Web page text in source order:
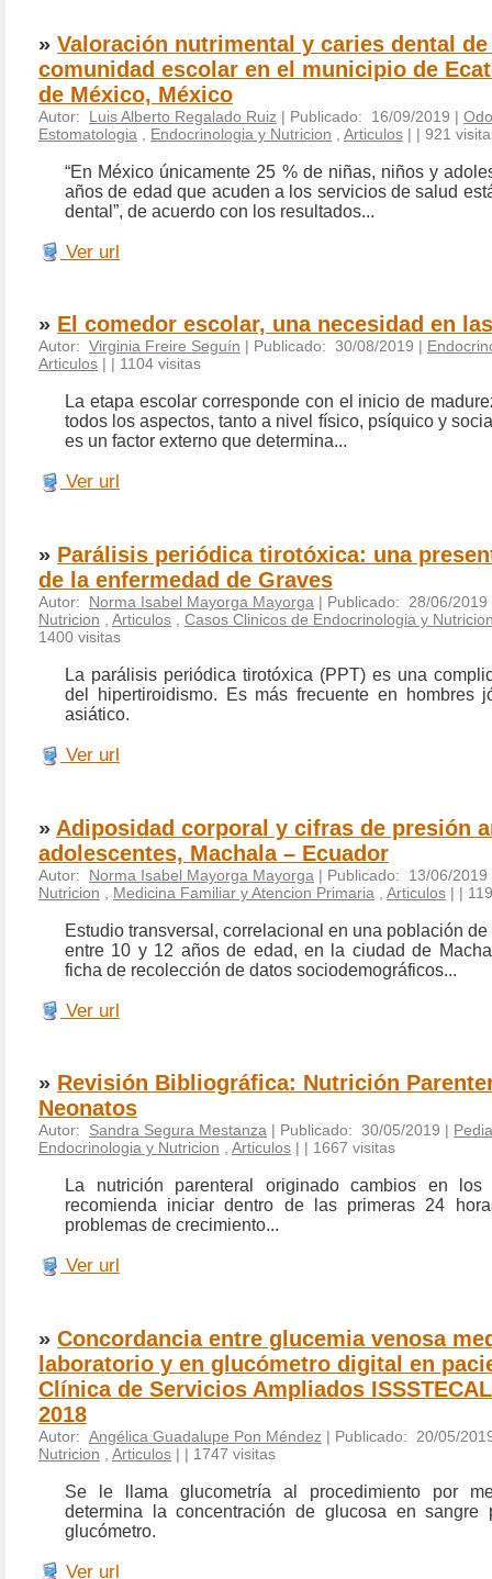
» Valoración nutrimental y caries dental de
comunidad escolar en el municipio de
de México, México
Autor: Luis Alberto Regalado Ruiz | Publicado: 16/09/2019 |
Estomatologia
Endocrinologia y Nutricion Articulos | | 921
“En México únicamente 25 % de niñas, niños y
años de edad que acuden a los servicios de salud
dental”, de acuerdo con los resultados...
Ver url
» El comedor escolar, una necesidad en
Autor: Virginia Freire Seguín | Publicado: 30/08/2019 |
Articulos | | 1104 visitas
La etapa escolar corresponde con el inicio de
todos los aspectos, tanto a nivel físico, psíquico y
es un factor externo que determina...
Ver url
» Parálisis periódica tirotóxica: una
de la enfermedad de Graves
Autor: Norma Isabel Mayorga Mayorga | Publicado: 28/06/
Nutricion
Articulos
Casos Clinicos de Endocrinologia y
1400 visitas
La parálisis periódica tirotóxica (PPT) es una
del hipertiroidismo. Es más frecuente en hombres
asiático.
Ver url
» Adiposidad corporal y cifras de presión
adolescentes, Machala – Ecuador
Autor: Norma Isabel Mayorga Mayorga | Publicado: 13/06/
Nutricion
Medicina Familiar y Atencion Primaria Articulos | |
Estudio transversal, correlacional en una población
entre 10 y 12 años de edad, en la ciudad de
ficha de recolección de datos sociodemográficos...
Ver url
» Revisión Bibliográfica: Nutrición
Neonatos
Autor: Sandra Segura Mestanza | Publicado: 30/05/2019 |
Endocrinologia y Nutricion , Articulos | | 1667 visitas
La nutrición parenteral originado cambios en
recomienda iniciar dentro de las primeras 24
problemas de crecimiento...
Ver url
» Concordancia entre glucemia venosa
laboratorio y en glucómetro digital en
Clínica de Servicios Ampliados
2018
Autor: Angélica Guadalupe Pon Méndez | Publicado: 20/05/
Nutricion
Articulos | | 1747 visitas
Se le llama glucometría al procedimiento por
determina la concentración de glucosa en
glucómetro.
Ver url